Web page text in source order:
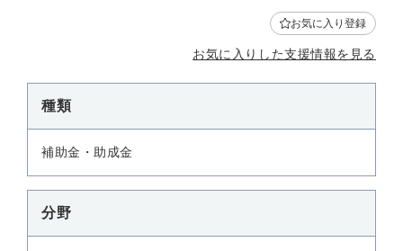
お気に入り登録
お気に入りした支援情報を見る
種類
補助金・助成金
分野